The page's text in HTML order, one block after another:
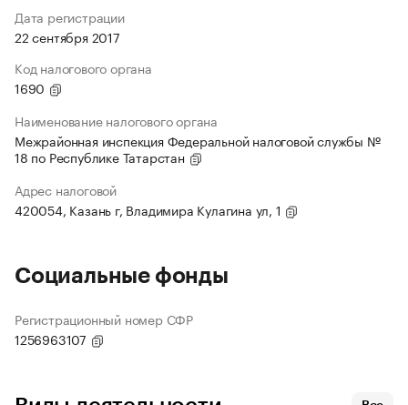
Дата регистрации
22 сентября 2017
Код налогового органа
1690
Наименование налогового органа
Межрайонная инспекция Федеральной налоговой службы №
18 по Республике Татарстан
Адрес налоговой
420054, Казань г, Владимира Кулагина ул, 1
Социальные фонды
Регистрационный номер СФР
1256963107